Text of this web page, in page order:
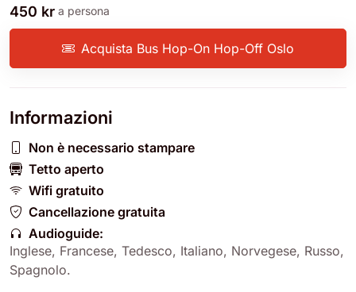
450 kr a persona
Acquista Bus Hop-On Hop-Off Oslo
Informazioni
Non è necessario stampare
Tetto aperto
Wifi gratuito
Cancellazione gratuita
Audioguide:
Inglese, Francese, Tedesco, Italiano, Norvegese, Russo,
Spagnolo.